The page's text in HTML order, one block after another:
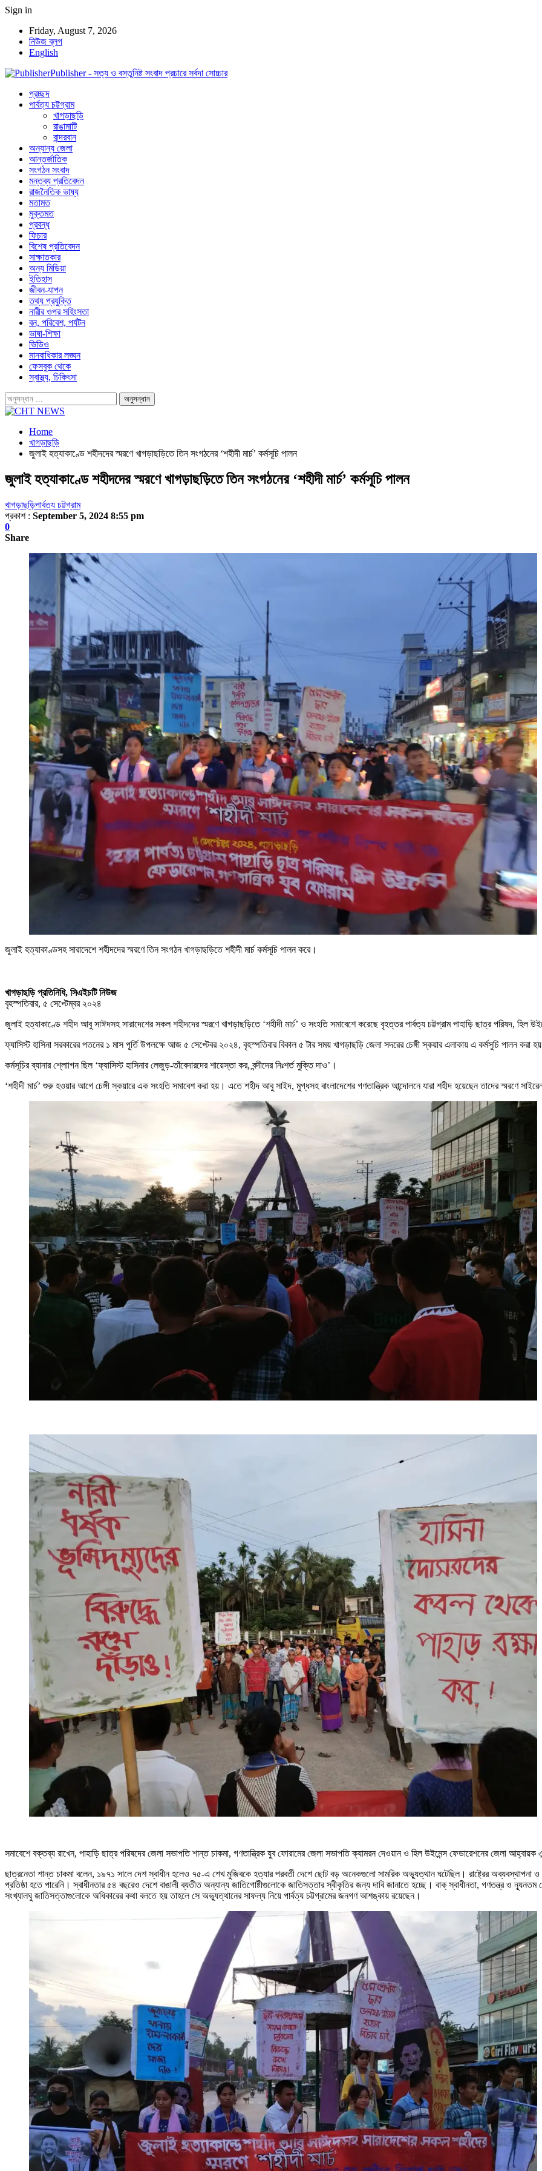
Sign in
Friday, August 7, 2026
নিউজ ব্লগ
English
Publisher - সত্য ও বস্তুনিষ্ট সংবাদ প্রচারে সর্বদা সোচ্চার
প্রচ্ছদ
পার্বত্য চট্টগ্রাম
খাগড়াছড়ি
রাঙামাটি
বান্দরবান
অন্যান্য জেলা
আন্তর্জাতিক
সংগঠন সংবাদ
মন্তব্য প্রতিবেদন
রাজনৈতিক ভাষ্য
মতামত
মুক্তমত
প্রবন্ধ
ফিচার
বিশেষ প্রতিবেদন
সাক্ষাতকার
অন্য মিডিয়া
ইতিহাস
জীবন-যাপন
তথ্য প্রযুক্তি
নারীর ওপর সহিংসতা
বন, পরিবেশ, পর্যটন
ভাষা-শিক্ষা
ভিডিও
মানবাধিকার লঙ্ঘন
ফেসবুক থেকে
স্বাস্থ্য, চিকিৎসা
Home
খাগড়াছড়ি
জুলাই হত্যাকাণ্ডে শহীদদের স্মরণে খাগড়াছড়িতে তিন সংগঠনের ‘শহীদী মার্চ’ কর্মসূচি পালন
জুলাই হত্যাকাণ্ডে শহীদদের স্মরণে খাগড়াছড়িতে তিন সংগঠনের ‘শহীদী মার্চ’ কর্মসূচি পালন
খাগড়াছড়িপার্বত্য চট্টগ্রাম
প্রকাশ : September 5, 2024 8:55 pm
0
Share
জুলাই হত্যাকাণ্ডসহ সারাদেশে শহীদদের স্মরণে তিন সংগঠন খাগড়াছড়িতে শহীদী মার্চ কর্মসূচি পালন করে।
খাগড়াছড়ি প্রতিনিধি, সিএইচটি নিউজ
বৃহস্পতিবার, ৫ সেপ্টেম্বর ২০২৪
জুলাই হত্যাকাণ্ডে শহীদ আবু সাঈদসহ সারাদেশের সকল শহীদদের স্মরণে খাগড়াছড়িতে ‘শহীদী মার্চ’ ও সংহতি সমাবেশে করেছে বৃহত্তর পার্বত্য চট্টগ্রাম পাহাড়ি ছাত্র পরিষদ, হিল
ফ্যাসিস্ট হাসিনা সরকারের পতনের ১ মাস পূর্তি উপলক্ষে আজ ৫ সেপ্টেবর ২০২৪, বৃহস্পতিবার বিকাল ৫ টার সময় খাগড়াছড়ি জেলা সদরের চেঙ্গী স্কয়ার এলাকায় এ কর্মসুচি পালন করা
কর্মসূচির ব্যানার শ্লোাগন ছিল ‘ফ্যাসিস্ট হাসিনার লেজুড়-তাঁবেদারদের শায়েস্তা কর, বন্দীদের নিঃশর্ত মুক্তি দাও’।
‘শহীদী মার্চ’ শুরু হওয়ার আগে চেঙ্গী স্কয়ারে এক সংহতি সমাবেশ করা হয়। এতে শহীদ আবু সাইদ, মুগ্ধসহ বাংলাদেশের গণতান্ত্রিক আন্দোলনে যারা শহীদ হয়েছেন তাদের স্মরণে
সমাবেশে বক্তব্য রাখেন, পাহাড়ি ছাত্র পরিষদের জেলা সভাপতি শান্ত চাকমা, গণতান্ত্রিক যুব ফোরামের জেলা সভাপতি ক্যামরন দেওয়ান ও হিল উইমেন্স ফেডারেশনের জেলা আহ্বায়ক
ছাত্রনেতা শান্ত চাকমা বলেন, ১৯৭১ সালে দেশ স্বাধীন হলেও ৭৫-এ শেখ মুজিবকে হত্যার পরবর্তী দেশে ছোট বড় অনেকগুলো সামরিক অভ্যুত্থান ঘটেছিল। রাষ্ট্রের অব্যবস্থাপনা ও
প্রতিষ্ঠা হতে পারেনি। স্বাধীনতার ৫৪ বছরেও দেশে বাঙালী ব্যতীত অন্যান্য জাতিগোষ্টীগুলোকে জাতিসত্তার স্বীকৃতির জন্য দাবি জানাতে হচ্ছে। বাক্ স্বাধীনতা, গণতন্ত্র ও
সংখ্যালঘু জাতিসত্তাগুলোকে অধিকারের কথা বলতে হয় তাহলে সে অভ্যুত্থানের সাফল্য নিয়ে পার্বত্য চট্টগ্রামের জনগণ আশঙ্কায় রয়েছেন।